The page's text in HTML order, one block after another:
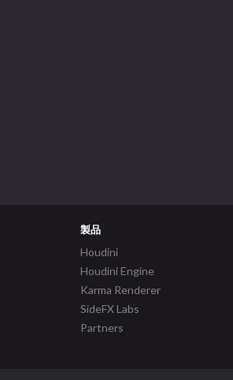
製品
Houdini
Houdini Engine
Karma Renderer
SideFX Labs
Partners